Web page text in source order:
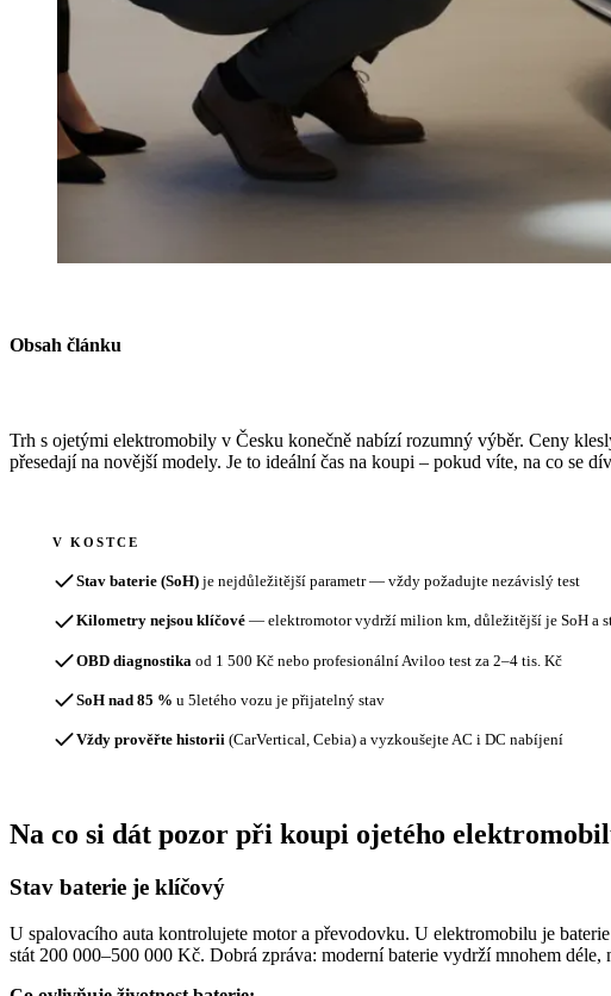
Obsah článku
Trh s ojetými elektromobily v Česku konečně nabízí rozumný výběr. Ceny
přesedají na novější modely. Je to ideální čas na koupi – pokud víte, na co se
V KOSTCE
Stav baterie (SoH) je nejdůležitější parametr — vždy požadujte nezávislý test
Kilometry nejsou klíčové — elektromotor vydrží milion km, důležitější je SoH a
OBD diagnostika od 1 500 Kč nebo profesionální Aviloo test za 2–4 tis. Kč
SoH nad 85 % u 5letého vozu je přijatelný stav
Vždy prověřte historii (CarVertical, Cebia) a vyzkoušejte AC i DC nabíjení
Na co si dát pozor při koupi ojetého
Stav baterie je klíčový
U spalovacího auta kontrolujete motor a převodovku. U elektromobilu je
stát 200 000–500 000 Kč. Dobrá zpráva: moderní baterie vydrží mnohem déle,